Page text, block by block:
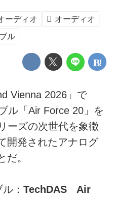
ーディオ
オーディオ
ル
Vienna 2026」で
ル「Air Force 20」を
ーズの次世代を象徴
開発されたアナログ
だ。
： TechDAS Air